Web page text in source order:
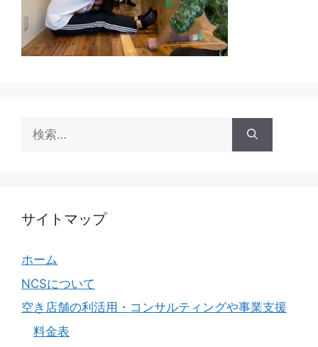
索:
サイトマップ
ホーム
NCSについて
空き店舗の利活用・コンサルティングや事業支援
料金表